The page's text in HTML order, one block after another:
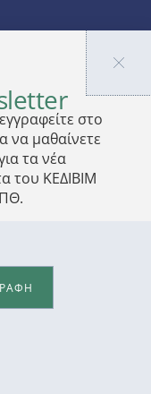
στο
να μαθαίνετε
τα νέα
του ΚΕΔΙΒΙΜ